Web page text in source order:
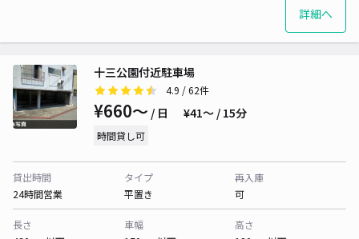
詳細へ
十三公園付近駐車場
4.9 / 62件
¥660〜 / 日 ¥41〜 / 15分
時間貸し可
貸出時間
24時間営業
タイプ
平置き
再入庫
可
長さ
車幅
高さ